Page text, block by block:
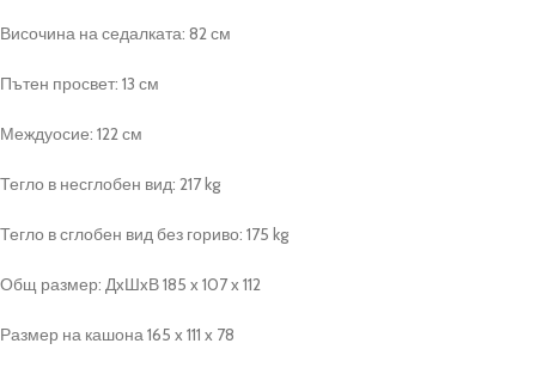
Височина на седалката: 82 см
Пътен просвет: 13 см
Междуосие: 122 см
Тегло в несглобен вид: 217 kg
Тегло в сглобен вид без гориво: 175 kg
Общ размер: ДxШxВ 185 x 107 x 112
Размер на кашона 165 x 111 x 78